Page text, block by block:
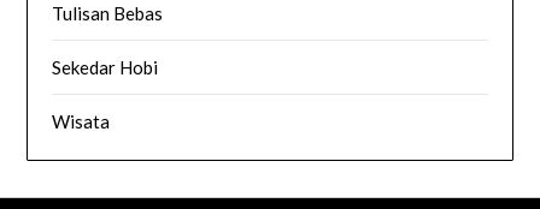
Tulisan Bebas
Sekedar Hobi
Wisata